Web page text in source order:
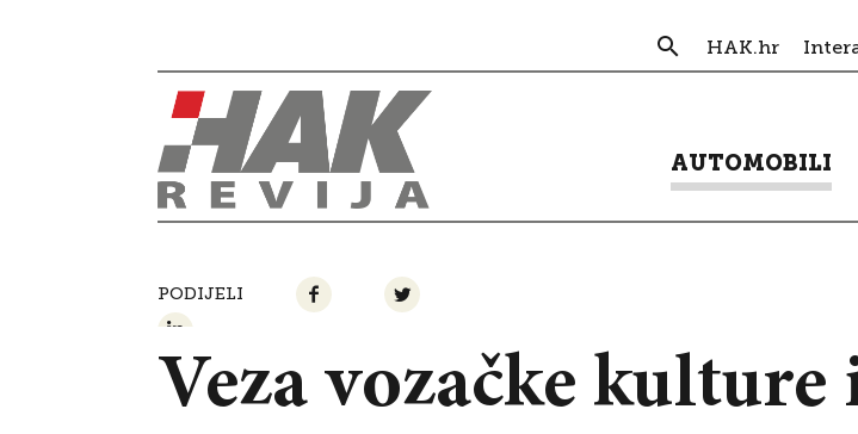
HAK.hr
AUTOMOBILI
PODIJELI
Veza vozačke